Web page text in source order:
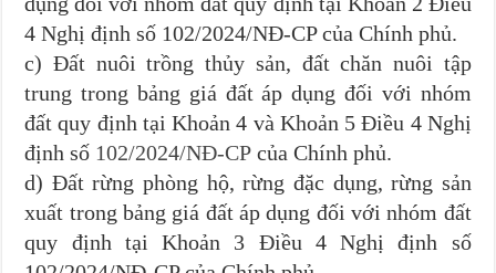
4 Nghị định số 102/2024/NĐ-CP của Chính phủ.
c) Đất nuôi trồng thủy sản, đất chăn nuôi tập
trung trong bảng giá đất áp dụng đối với nhóm
đất quy định tại Khoản 4 và Khoản 5 Điều 4 Nghị
định số 102/2024/NĐ-CP của Chính phủ.
d) Đất rừng phòng hộ, rừng đặc dụng, rừng sản
xuất trong bảng giá đất áp dụng đối với nhóm đất
quy định tại Khoản 3 Điều 4 Nghị định số